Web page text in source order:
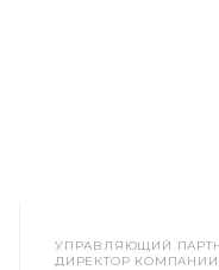
УПРАВЛЯЮЩИЙ
ДИРЕКТОР